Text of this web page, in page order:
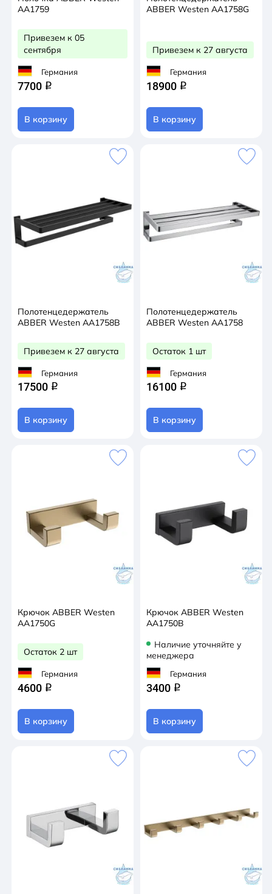
AA1759
Привезем к 05
сентября
Германия
7700 q
В корзину
ABBER Westen AA1758G
Привезем к 27 августа
Германия
18900 q
В корзину
Полотенцедержатель
ABBER Westen AA1758B
Привезем к 27 августа
Германия
17500 q
В корзину
Полотенцедержатель
ABBER Westen AA1758
Остаток 1 шт
Германия
16100 q
В корзину
Крючок ABBER Westen
AA1750G
Остаток 2 шт
Германия
4600 q
В корзину
Крючок ABBER Westen
AA1750B
Наличие уточняйте у
менеджера
Германия
3400 q
В корзину